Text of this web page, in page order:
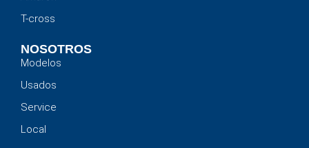
T-cross
NOSOTROS
Modelos
Usados
Service
Local